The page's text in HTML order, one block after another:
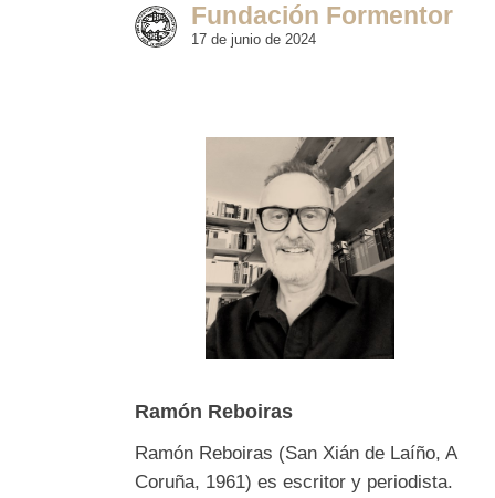
Fundación Formentor
17 de junio de 2024
Ramón Reboiras
Ramón Reboiras (San Xián de Laíño, A
Coruña, 1961) es escritor y periodista.